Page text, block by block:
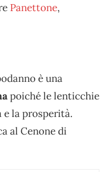
Panettone,
è una
poiché le lenticchie
e la prosperità.
al Cenone di